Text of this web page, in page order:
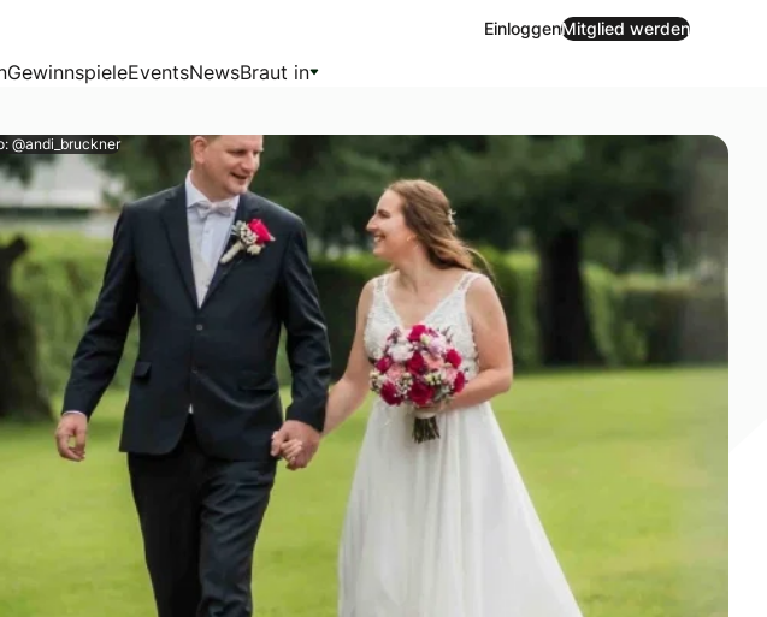
EinloggenMitglied werden
GewinnspieleEventsNewsBraut in
sich schon seit ihrer Kindheit – verloren sich zwischenzeitlich aus den
@andi_bruckner